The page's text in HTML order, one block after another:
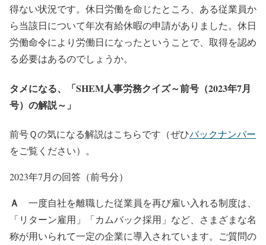
得ない状況です。休日労働を命じたところ、ある従業員か
ら当該日について年次有給休暇の申請がありました。休日
労働命令により労働日になったということで、取得を認め
る必要はあるのでしょうか。
タメになる、「SHEM人事労務クイズ～前号（2023年7月
号）の解説～」
前号Ｑの気になる解説はこちらです（ぜひバックナンバー
をご覧ください）。
2023年7月の回答（前号分）
Ａ
一度自社を離職した従業員を再び雇い入れる制度は、
「リターン雇用」「カムバック採用」など、さまざまな名
称が用いられて一定の企業に導入されています。ご質問の